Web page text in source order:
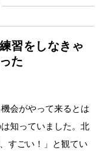
習をしなきゃ
た
会がやって来るとは
知っていました。北
すごい！」と観てい